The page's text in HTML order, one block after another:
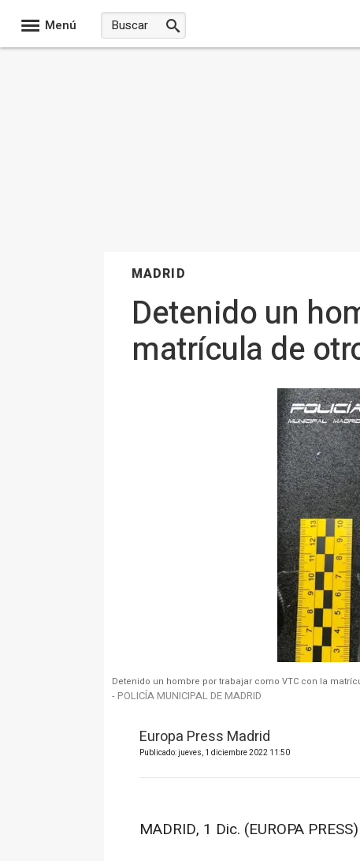
Menú
MADRID
Detenido un
matrícula de
Detenido un hombre por trabajar como VTC con la
- POLICÍA MUNICIPAL DE MADRID
Europa Press Madrid
Publicado: jueves, 1 diciembre 2022 11:50
MADRID, 1 Dic. (EUROPA